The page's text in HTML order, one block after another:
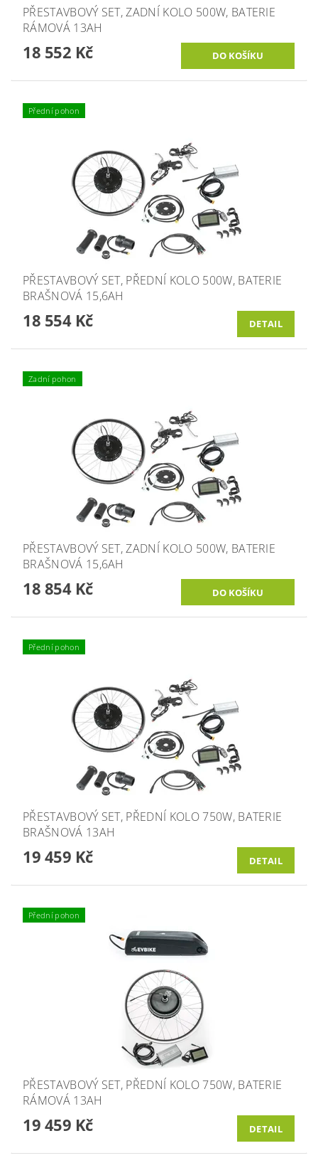
PŘESTAVBOVÝ SET, ZADNÍ KOLO 500W, BATERIE
RÁMOVÁ 13AH
18 552 Kč
Přední pohon
PŘESTAVBOVÝ SET, PŘEDNÍ KOLO 500W, BATERIE
BRAŠNOVÁ 15,6AH
18 554 Kč DETAIL
Zadní pohon
PŘESTAVBOVÝ SET, ZADNÍ KOLO 500W, BATERIE
BRAŠNOVÁ 15,6AH
18 854 Kč
Přední pohon
PŘESTAVBOVÝ SET, PŘEDNÍ KOLO 750W, BATERIE
BRAŠNOVÁ 13AH
19 459 Kč DETAIL
Přední pohon
PŘESTAVBOVÝ SET, PŘEDNÍ KOLO 750W, BATERIE
RÁMOVÁ 13AH
19 459 Kč DETAIL